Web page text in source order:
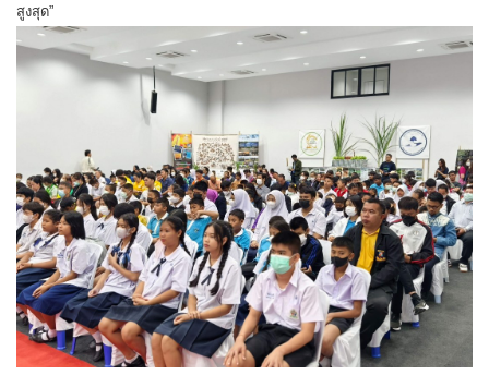
สูงสุด”